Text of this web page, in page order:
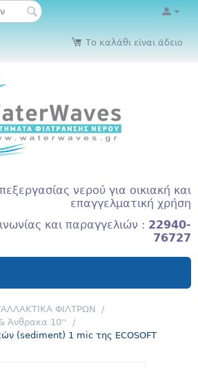
Το καλάθι είναι άδειο
νερού για οικιακή και
επαγγελματική χρήση
και παραγγελιών : 22940-
76727
ΦΙΛΤΡΩΝ
/
Άνθρακα 10''
/
(sediment) 1 mic της ECOSOFT